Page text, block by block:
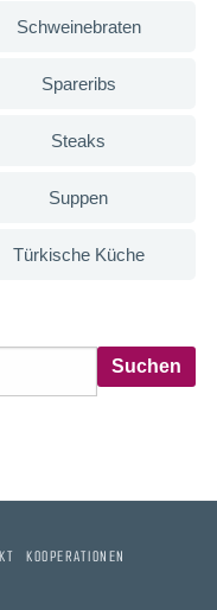
Schweinebraten
Spareribs
Steaks
Suppen
Türkische Küche
KOOPERATIONEN